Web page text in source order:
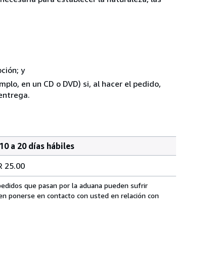
y
en un CD o DVD) si, al hacer el pedido,
a 20 días hábiles
25.00
que pasan por la aduana pueden sufrir
ponerse en contacto con usted en relación con